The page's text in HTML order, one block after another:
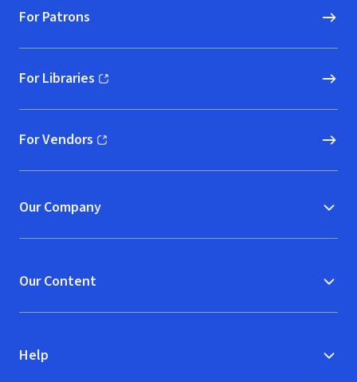
For Patrons
For Libraries
(opens in new window)
For Vendors
(opens in new window)
Our Company
Our Content
Help